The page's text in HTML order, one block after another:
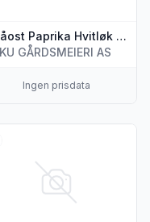
Småost Paprika Hvitløk 300g Vuku Gårdsmeieri
GÅRDSMEIERI AS
Ingen prisdata
200g Vuku
flere detaljer for